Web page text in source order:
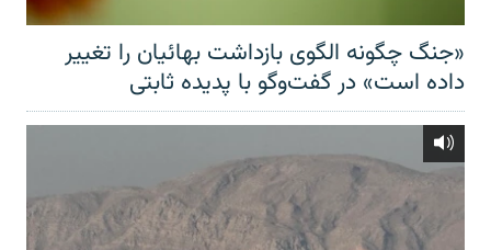
«جنگ چگونه الگوی بازداشت بهائیان را تغییر
داده است» در گفت‌وگو با پدیده ثابتی